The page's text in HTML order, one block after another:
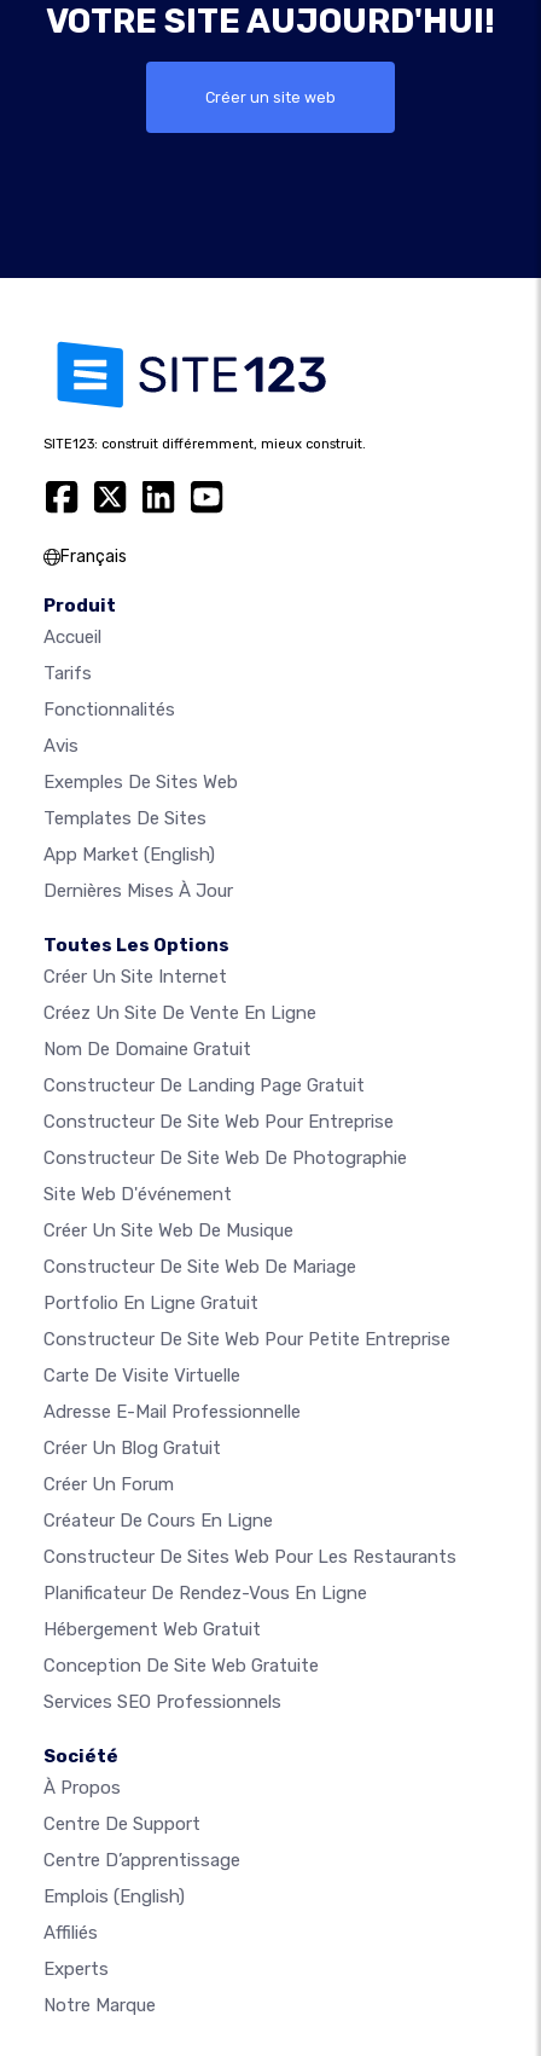
VOTRE SITE AUJOURD'HUI!
Créer un site web
SITE123: construit différemment, mieux construit.
Français
Produit
Accueil
Tarifs
Fonctionnalités
Avis
Exemples De Sites Web
Templates De Sites
App Market (English)
Dernières Mises À Jour
Toutes Les Options
Créer Un Site Internet
Créez Un Site De Vente En Ligne
Nom De Domaine Gratuit
Constructeur De Landing Page Gratuit
Constructeur De Site Web Pour Entreprise
Constructeur De Site Web De Photographie
Site Web D'événement
Créer Un Site Web De Musique
Constructeur De Site Web De Mariage
Portfolio En Ligne Gratuit
Constructeur De Site Web Pour Petite Entreprise
Carte De Visite Virtuelle
Adresse E-Mail Professionnelle
Créer Un Blog Gratuit
Créer Un Forum
Créateur De Cours En Ligne
Constructeur De Sites Web Pour Les Restaurants
Planificateur De Rendez-Vous En Ligne
Hébergement Web Gratuit
Conception De Site Web Gratuite
Services SEO Professionnels
Société
À Propos
Centre De Support
Centre D’apprentissage
Emplois (English)
Affiliés
Experts
Notre Marque